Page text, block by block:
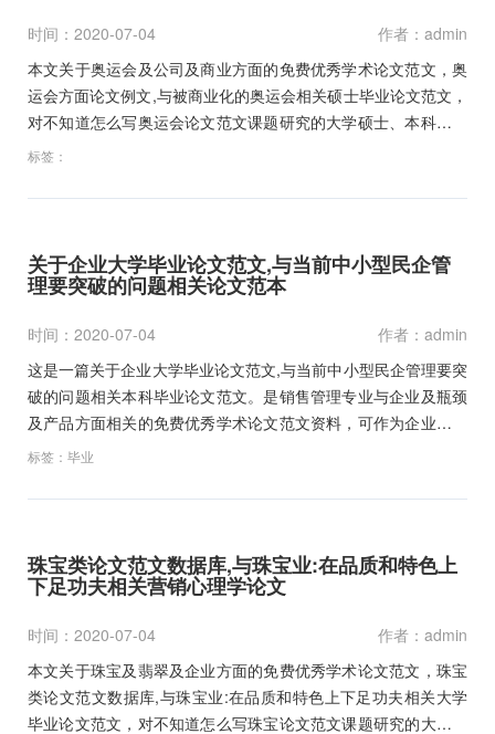
时间：2020-07-04
作者：admin
本文关于奥运会及公司及商业方面的免费优秀学术论文范文，奥
运会方面论文例文,与被商业化的奥运会相关硕士毕业论文范文，
对不知道怎么写奥运会论文范文课题研究的大学硕士、本科毕业
论文开题报告范文和文献综述及职称论文的作为参考文献资料下
标签：
关于企业大学毕业论文范文,与当前中小型民企管
理要突破的问题相关论文范本
时间：2020-07-04
作者：admin
这是一篇关于企业大学毕业论文范文,与当前中小型民企管理要突
破的问题相关本科毕业论文范文。是销售管理专业与企业及瓶颈
及产品方面相关的免费优秀学术论文范文资料，可作为企业方面
的大学硕士与本科毕业论文开题报告范文和职称论文论文写作参
标签： 毕业
珠宝类论文范文数据库,与珠宝业:在品质和特色上
下足功夫相关营销心理学论文
时间：2020-07-04
作者：admin
本文关于珠宝及翡翠及企业方面的免费优秀学术论文范文，珠宝
类论文范文数据库,与珠宝业:在品质和特色上下足功夫相关大学
毕业论文范文，对不知道怎么写珠宝论文范文课题研究的大学硕